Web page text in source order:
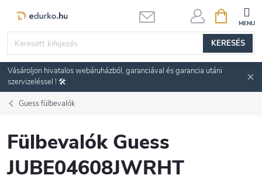
KERESÉS
KOSÁR
Vásároljon hivatalos webáruházból, garanciával és garancia utáni
szervizeléssel ! 🛠️
Guess fülbevalók
Fülbevalók Guess
JUBE04608JWRHT